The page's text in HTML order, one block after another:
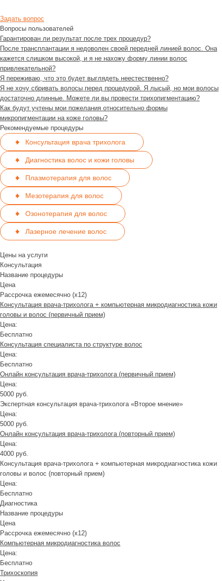
Задать вопрос
Вопросы пользователей
Гарантирован ли результат после трех процедур?
После трансплантации я недоволен своей передней линией волос. Она
кажется слишком высокой, и я не нахожу форму линии волос
привлекательной?
Я переживаю, что это будет выглядеть неестественно?
Я не хочу сбривать волосы перед процедурой. Я лысый, но мои волосы
достаточно длинные. Можете ли вы провести трихопигментацию?
Как будут учтены мои пожелания относительно формы
микропигментации на коже головы?
Рекомендуемые процедуры
Консультация врача трихолога
Диагностика волос и кожи головы
Плазмотерапия для волос
Мезотерапия для волос
Озонотерапия для волос
Лазерное лечение волос
Цены на услуги
Консультация
Название процедуры
Цена
Рассрочка ежемесячно (x12)
Консультация врача-трихолога + компьютерная микродиагностика кожи
головы и волос (первичный прием)
Цена:
Бесплатно
Консультация специалиста по структуре волос
Цена:
Бесплатно
Онлайн консультация врача-трихолога (первичный прием)
Цена:
5000 руб.
Экспертная консультация врача-трихолога «Второе мнение»
Цена:
5000 руб.
Онлайн консультация врача-трихолога (повторный прием)
Цена:
4000 руб.
Консультация врача-трихолога + компьютерная микродиагностика кожи
головы и волос (повторный прием)
Цена:
Бесплатно
Диагностика
Название процедуры
Цена
Рассрочка ежемесячно (x12)
Компьютерная микродиагностика волос
Цена:
Бесплатно
Трихоскопия